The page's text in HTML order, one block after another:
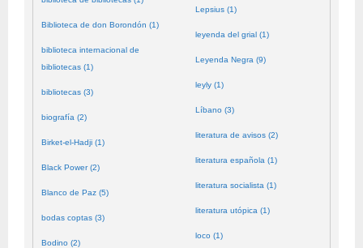
Biblioteca de don Borondón (1)
biblioteca internacional de
bibliotecas (1)
bibliotecas (3)
biografía (2)
Birket-el-Hadji (1)
Black Power (2)
Blanco de Paz (5)
bodas coptas (3)
Bodino (2)
Lepsius (1)
leyenda del grial (1)
Leyenda Negra (9)
leyly (1)
Líbano (3)
literatura de avisos (2)
literatura española (1)
literatura socialista (1)
literatura utópica (1)
loco (1)